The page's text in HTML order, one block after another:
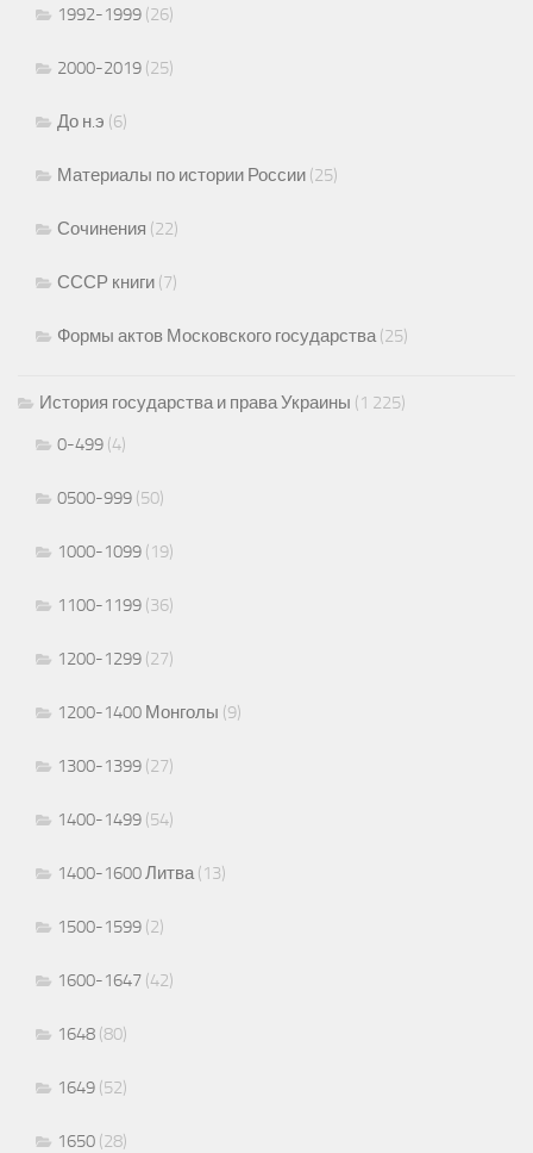
1992-1999 (26)
2000-2019 (25)
До н.э (6)
Материалы по истории России (25)
Сочинения (22)
СССР книги (7)
Формы актов Московского государства(25)
История государства и права Украины (1 225)
0-499 (4)
0500-999 (50)
1000-1099 (19)
1100-1199 (36)
1200-1299 (27)
1200-1400 Монголы (9)
1300-1399 (27)
1400-1499 (54)
1400-1600 Литва(13)
1500-1599 (2)
1600-1647 (42)
1648 (80)
1649 (52)
1650 (28)